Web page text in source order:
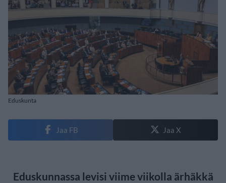
Eduskunta
Jaa FB Jaa X
Eduskunnassa levisi viime viikolla ärhäkkä